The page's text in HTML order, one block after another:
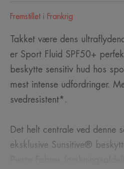
Fremstillet i Frankrig
Takket være dens
er Sport Fluid SPF50+
beskytte sensitiv hud hos
mest intense udfordringer.
svedresistent*.
Det helt centrale ved denne
eksklusive Sunsitive®